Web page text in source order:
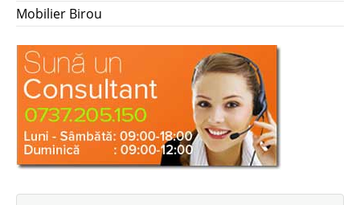
Mobilier Birou